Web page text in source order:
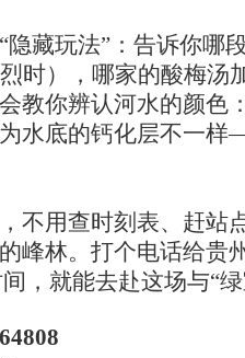
隐藏玩法”：告诉你哪
时），哪家的酸梅汤
教你辨认河水的颜色
水底的钙化层不一
不用查时刻表、赶站
峰林。打个电话给贵
，就能去赴这场与“